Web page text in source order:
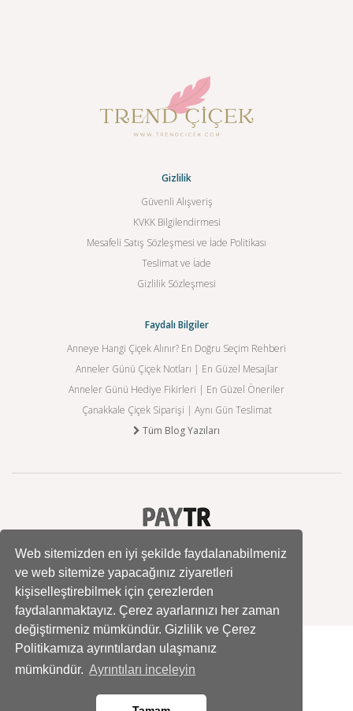
Web sitemizden en iyi şekilde faydalanabilmeniz
ve web sitemize yapacağınız ziyaretleri
kişiselleştirebilmek için çerezlerden
faydalanmaktayız. Çerez ayarlarınızı her zaman
değiştirmeniz mümkündür. Gizlilik ve Çerez
Politikamıza ayrıntılardan ulaşmanız
mümkündür. Ayrıntıları inceleyin
Gizlilik
Güvenli Alışveriş
KVKK Bilgilendirmesi
Mesafeli Satış Sözleşmesi ve İade Politikası
Teslimat ve İade
Gizlilik Sözleşmesi
Faydalı Bilgiler
Anneye Hangi Çiçek Alınır? En Doğru Seçim Rehberi
Anneler Günü Çiçek Notları | En Güzel Mesajlar
Anneler Günü Hediye Fikirleri | En Güzel Öneriler
Çanakkale Çiçek Siparişi | Aynı Gün Teslimat
Tüm Blog Yazıları